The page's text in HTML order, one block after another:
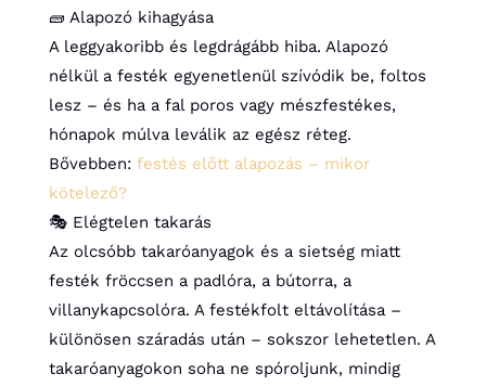
🧱 Alapozó kihagyása
A leggyakoribb és legdrágább hiba. Alapozó
nélkül a festék egyenetlenül szívódik be, foltos
lesz – és ha a fal poros vagy mészfestékes,
hónapok múlva leválik az egész réteg.
Bővebben: festés előtt alapozás – mikor
kötelező?
🎭 Elégtelen takarás
Az olcsóbb takaróanyagok és a sietség miatt
festék fröccsen a padlóra, a bútorra, a
villanykapcsolóra. A festékfolt eltávolítása –
különösen száradás után – sokszor lehetetlen. A
takaróanyagokon soha ne spóroljunk, mindig